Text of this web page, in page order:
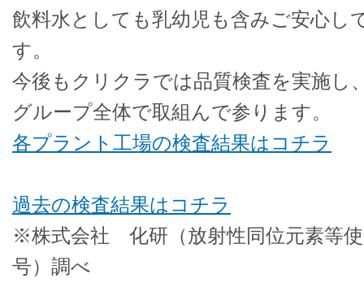
飲料水としても乳幼児も含みご安心し
す。
今後もクリクラでは品質検査を実施し
グループ全体で取組んで参ります。
各プラント工場の検査結果はコチラ
過去の検査結果はコチラ
※株式会社 化研（放射性同位元素等使
号）調べ